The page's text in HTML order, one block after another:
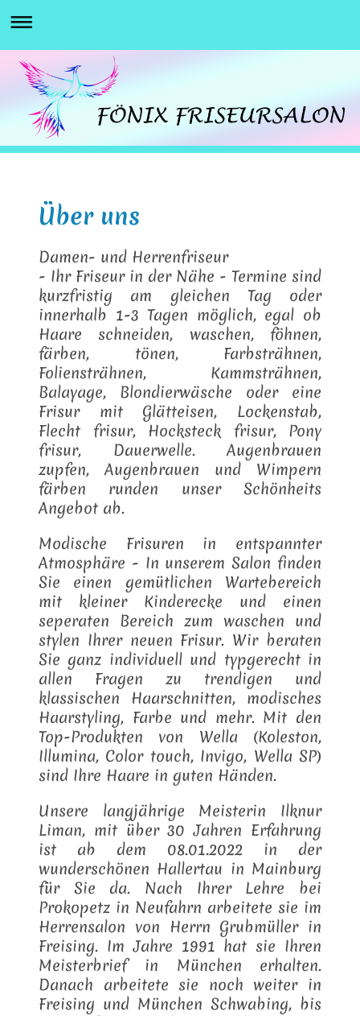
Über uns
Damen- und Herrenfriseur
- Ihr Friseur in der Nähe - Termine sind
kurzfristig am gleichen Tag oder
innerhalb 1-3 Tagen möglich, egal ob
Haare schneiden, waschen, föhnen,
färben, tönen, Farbsträhnen,
Foliensträhnen, Kammsträhnen,
Balayage, Blondierwäsche oder eine
Frisur mit Glätteisen, Lockenstab,
Flecht frisur, Hocksteck frisur, Pony
frisur, Dauerwelle. Augenbrauen
zupfen, Augenbrauen und Wimpern
färben runden unser Schönheits
Angebot ab.
Modische Frisuren in entspannter
Atmosphäre - In unserem Salon finden
Sie einen gemütlichen Wartebereich
mit kleiner Kinderecke und einen
seperaten Bereich zum waschen und
stylen Ihrer neuen Frisur. Wir beraten
Sie ganz individuell und typgerecht in
allen Fragen zu trendigen und
klassischen Haarschnitten, modisches
Haarstyling, Farbe und mehr. Mit den
Top-Produkten von Wella (Koleston,
Illumina, Color touch, Invigo, Wella SP)
sind Ihre Haare in guten Händen.
Unsere langjährige Meisterin Ilknur
Liman, mit über 30 Jahren Erfahrung
ist ab dem 08.01.2022 in der
wunderschönen Hallertau in Mainburg
für Sie da. Nach Ihrer Lehre bei
Prokopetz in Neufahrn arbeitete sie im
Herrensalon von Herrn Grubmüller in
Freising. Im Jahre 1991 hat sie Ihren
Meisterbrief in München erhalten.
Danach arbeitete sie noch weiter in
Freising und München Schwabing, bis